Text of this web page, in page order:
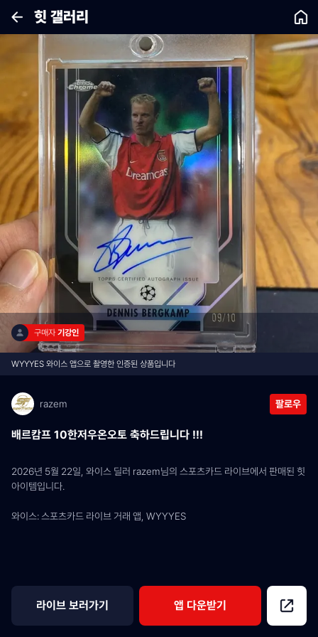
힛 갤러리
구매자 기강인
WYYYES 와이스 앱으로 촬영한 인증된 상품입니다
razem 팔로우
배르캄프 10한저우온오토 축하드립니다 !!!
2026년 5월 22일, 와이스 딜러 razem님의 스포츠카드 라이브에서 판매된 힛
아이템입니다.
와이스: 스포츠카드 라이브 거래 앱, WYYYES
라이브 보러가기 앱 다운받기